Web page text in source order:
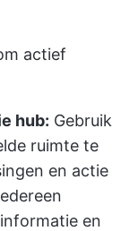
actief
hub: Gebruik
ruimte te
en actie
en